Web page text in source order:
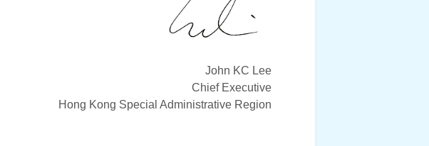
John KC Lee
Chief Executive
Hong Kong Special Administrative Region